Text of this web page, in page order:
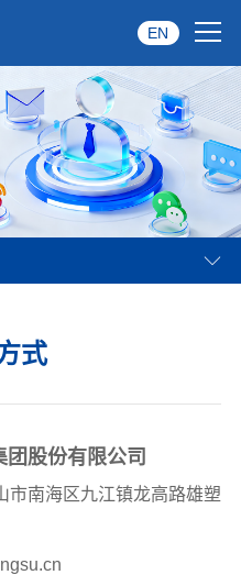
EN
式
股份有限公司
市南海区九江镇龙高路雄塑